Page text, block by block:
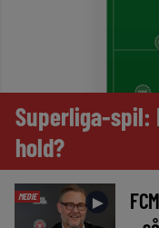
Superliga-spil:
hold?
MEDIE ►